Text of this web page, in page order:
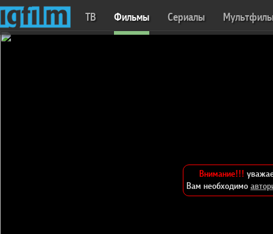
ТВ Фильмы Сериалы
Внимание!!!
Вам необходимо